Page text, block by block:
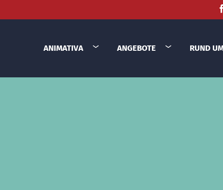
ANIMATIVA ANGEBOTE RUND